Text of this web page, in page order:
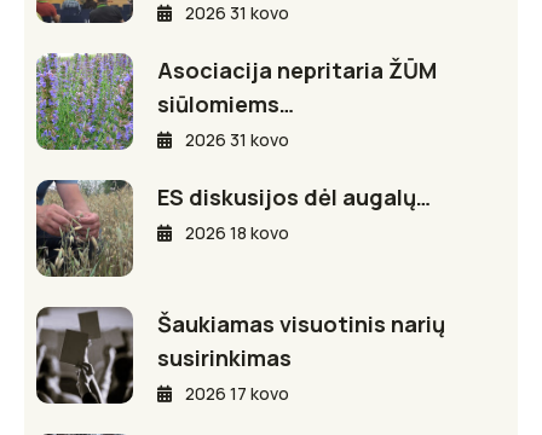
2026 31 kovo
Asociacija nepritaria ŽŪM
siūlomiems…
2026 31 kovo
ES diskusijos dėl augalų…
2026 18 kovo
Šaukiamas visuotinis narių
susirinkimas
2026 17 kovo